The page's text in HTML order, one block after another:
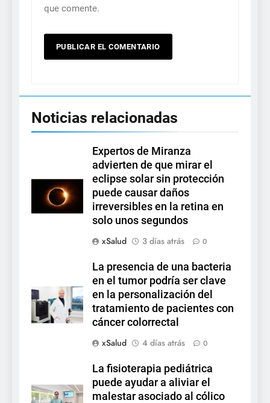
que comente.
Noticias relacionadas
Expertos de Miranza
advierten de que mirar el
eclipse solar sin protección
puede causar daños
irreversibles en la retina en
solo unos segundos
xSalud
3 días atrás 0
La presencia de una bacteria
en el tumor podría ser clave
en la personalización del
tratamiento de pacientes con
cáncer colorrectal
xSalud
4 días atrás 0
La fisioterapia pediátrica
puede ayudar a aliviar el
malestar asociado al cólico